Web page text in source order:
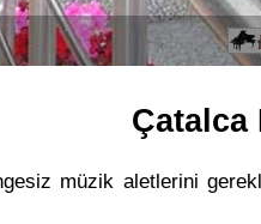
Çatalca
müzik aletlerini